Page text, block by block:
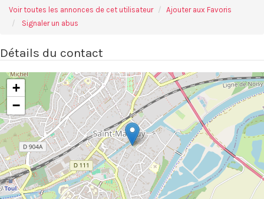
Voir toutes les annonces de cet utilisateur
Ajouter aux Favoris
Signaler un abus
Détails du contact
+
−